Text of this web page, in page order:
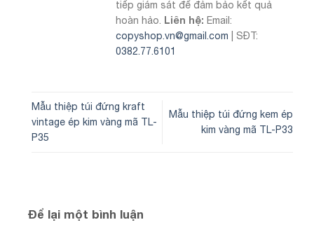
tiếp giám sát để đảm bảo kết quả
hoàn hảo. Liên hệ: Email:
copyshop.vn@gmail.com | SĐT:
0382.77.6101
Mẫu thiệp túi đứng kraft
vintage ép kim vàng mã TL-
P35
Mẫu thiệp túi đứng kem ép
kim vàng mã TL-P33
Để lại một bình luận